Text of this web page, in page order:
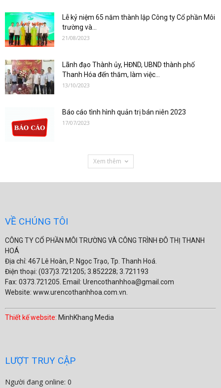
Lễ kỷ niệm 65 năm thành lập Công ty Cổ phần Môi
trường và...
21/08/2023
Lãnh đạo Thành ủy, HĐND, UBND thành phố
Thanh Hóa đến thăm, làm việc...
13/10/2023
Báo cáo tình hình quản trị bán niên 2023
17/07/2023
Xem thêm
VỀ CHÚNG TÔI
CÔNG TY CỔ PHẦN MÔI TRƯỜNG VÀ CÔNG TRÌNH ĐÔ THỊ THANH
HOÁ
Địa chỉ: 467 Lê Hoàn, P. Ngọc Trạo, Tp. Thanh Hoá.
Điện thoại: (037)3.721205; 3.852228; 3.721193
Fax: 0373.721205. Email: Urencothanhhoa@gmail.com
Website: www.urencothanhhoa.com.vn.
Thiết kế website: MinhKhang Media
LƯỢT TRUY CẬP
Người đang online: 0